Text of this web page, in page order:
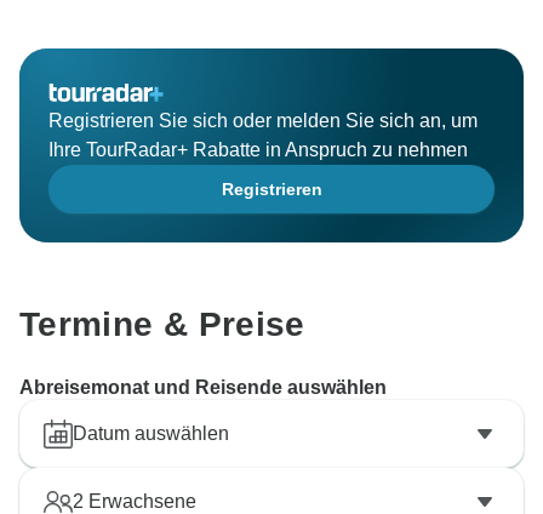
Registrieren Sie sich oder melden Sie sich an, um
Ihre TourRadar+ Rabatte in Anspruch zu nehmen
Registrieren
Termine & Preise
Abreisemonat und Reisende auswählen
Datum auswählen
2 Erwachsene